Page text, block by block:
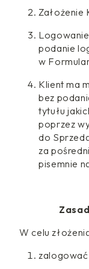
Założenie
podanie
w
Klient ma
bez
tytułu
poprzez
do
za
pisemnie
W celu